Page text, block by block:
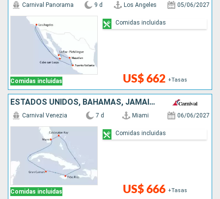
Comidas incluidas
Carnival Panorama 9 d Los Angeles 05/06/2027
US$ 662 +Tasas
Comidas incluidas
ESTADOS UNIDOS, BAHAMAS, JAMAICA, ISLAS CAIMÁN
Comidas incluidas
Carnival Venezia 7 d Miami 06/06/2027
US$ 666 +Tasas
Comidas incluidas